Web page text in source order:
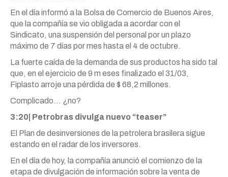
En el día informó a la Bolsa de Comercio de Buenos Aires,
que la compañía se vio obligada a acordar con el
Sindicato, una suspensión del personal por un plazo
máximo de 7 días por mes hasta el 4 de octubre.
La fuerte caída de la demanda de sus productos ha sido tal
que, en el ejercicio de 9 m eses finalizado el 31/03,
Fiplasto arroje una pérdida de $ 68,2 millones.
Complicado… ¿no?
3:20| Petrobras divulga nuevo “teaser”
El Plan de desinversiones de la petrolera brasilera sigue
estando en el radar de los inversores.
En el día de hoy, la compañía anunció el comienzo de la
etapa de divulgación de información sobre la venta de